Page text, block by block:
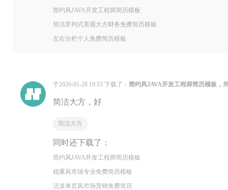
简约风JAVA开发工程师简历模板
简洁罗列式美观大方财务免费简历模板
左右分栏个人免费简历模板
于2026-01-28 19:53 下载了：简约风JAVA开发工程师简历模板，
简洁大方，好
简洁大方
同时还下载了：
简约风JAVA开发工程师简历模板
稳重风市场专业免费简历模板
活泼单页风市场营销免费简历